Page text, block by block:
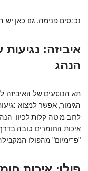
נכנסים פנימה. גם כאן יש
איביזה:
הנהג
תא הנוסעים של האיביזה
הגימור, אפשר למצוא
לרוב מוטה קלות לכיוון
איכות החומרים טובה
"פרימיום" מהפולו